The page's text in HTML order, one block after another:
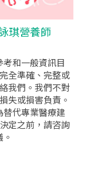
琪營養師
和一般資訊目
全準確、完整或
我們。我們不對
失或損害負責。
替代專業醫療建
定之前，請咨詢